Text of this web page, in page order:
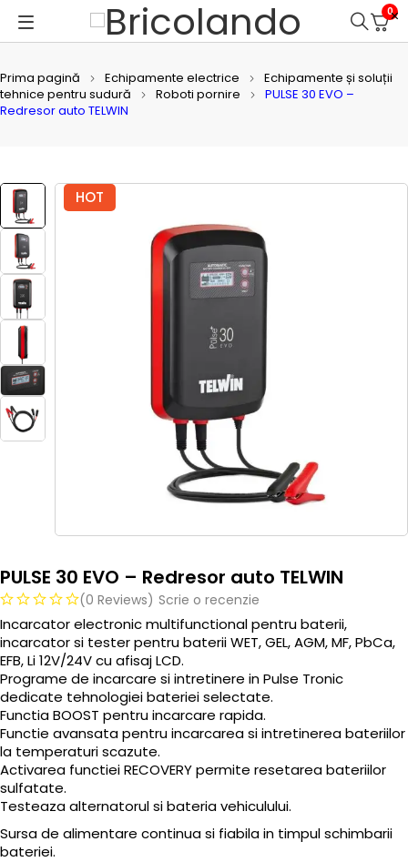
0
Prima pagină Echipamente electrice
Echipamente și soluții
tehnice pentru sudură
Roboti pornire
PULSE 30 EVO –
Redresor auto TELWIN
HOT
PULSE 30 EVO – Redresor auto TELWIN
(0 Reviews) Scrie o recenzie
Incarcator electronic multifunctional pentru baterii,
incarcator si tester pentru baterii WET, GEL, AGM, MF, PbCa,
EFB, Li 12V/24V cu afisaj LCD.
Programe de incarcare si intretinere in Pulse Tronic
dedicate tehnologiei bateriei selectate.
Functia BOOST pentru incarcare rapida.
Functie avansata pentru incarcarea si intretinerea bateriilor
la temperaturi scazute.
Activarea functiei RECOVERY permite resetarea bateriilor
sulfatate.
Testeaza alternatorul si bateria vehiculului.
Sursa de alimentare continua si fiabila in timpul schimbarii
bateriei.